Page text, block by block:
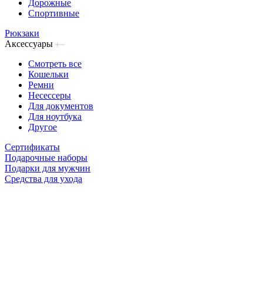
Дорожные
Спортивные
Рюкзаки
Аксессуары
Смотреть все
Кошельки
Ремни
Несессеры
Для документов
Для ноутбука
Другое
Сертификаты
Подарочные наборы
Подарки для мужчин
Средства для ухода